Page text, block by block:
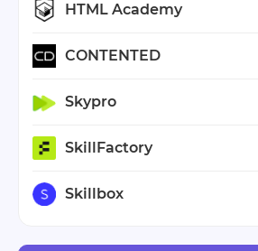
HTML Academy
CONTENTED
Skypro
SkillFactory
Skillbox